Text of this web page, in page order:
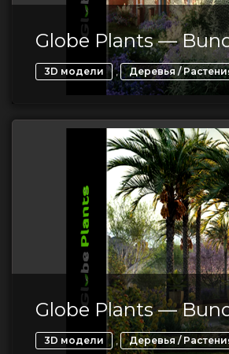
Globe Plants —
3D модели , Деревья /
Globe Plants —
3D модели , Деревья /